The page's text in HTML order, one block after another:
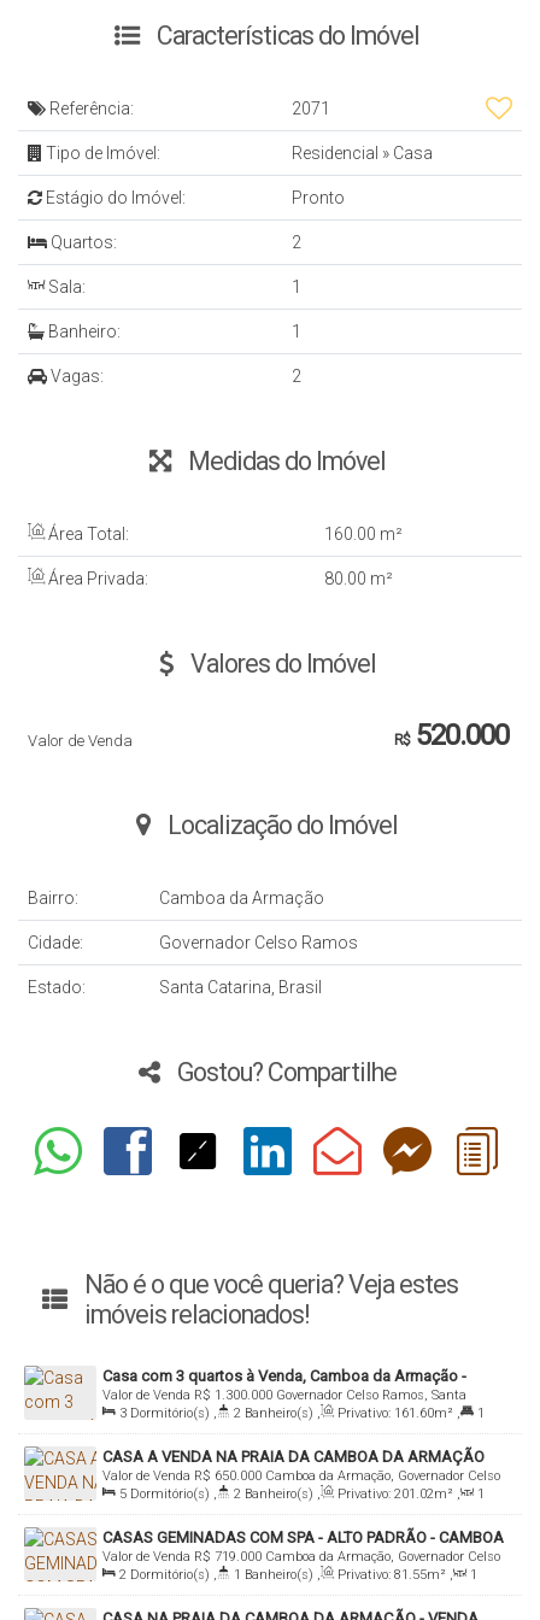
Características do Imóvel
Referência: 2071
Tipo de Imóvel: Residencial » Casa
Estágio do Imóvel: Pronto
Quartos: 2
Sala: 1
Banheiro: 1
Vagas: 2
Medidas do Imóvel
Área Total: 160.00 m²
Área Privada: 80.00 m²
Valores do Imóvel
R$520.000
Valor de Venda
Localização do Imóvel
Bairro: Camboa da Armação
Cidade: Governador Celso Ramos
Estado: Santa Catarina, Brasil
Gostou? Compartilhe
Não é o que você queria? Veja estes
imóveis relacionados!
Casa com 3 quartos à Venda, Camboa da Armação -
Governador Celso Ramos
R$ 1.300.000
Valor de Venda
Governador Celso Ramos, Santa
Catarina, Brasil
3 Dormitório(s) , 2 Banheiro(s) , Privativo: 161 .60m² ,
1
Suíte(s) , 3 Vaga(s) , Terreno: 360.00m²
CASA A VENDA NA PRAIA DA CAMBOA DA ARMAÇÃO
R$ 650.000
Valor de Venda
Camboa da Armação, Governador Celso
Ramos, Santa Catarina, Brasil
5 Dormitório(s) , 2 Banheiro(s) , Privativo: 201 .02m² ,
1
Sala(s) , Total: 201.02m² , 2 ~ 4 Vaga(s) , 350mDistância do
Mar , Útil: 201.02m² , Terreno: 360.01m² , Fundos: 12.26m ,
Frente: 12.54m , Lado Direito: 30.59m , Lado Esquerdo: 29 .49m
CASAS GEMINADAS COM SPA - ALTO PADRÃO - CAMBOA
R$ 719.000
Valor de Venda
Camboa da Armação, Governador Celso
Ramos, Santa Catarina, Brasil
2 Dormitório(s) , 1 Banheiro(s) , Privativo: 81 .55m² ,
1
Sala(s) , Total: 95.54~ 145.57m² , 1 Vaga(s) , 1400mDistância